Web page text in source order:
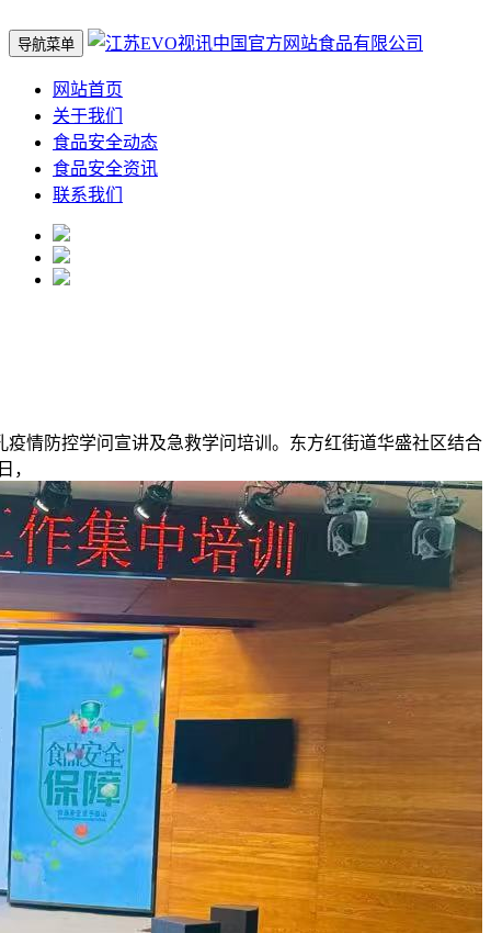
导航菜单
网站首页
关于我们
食品安全动态
食品安全资讯
联系我们
情防控学问宣讲及急救学问培训。东方红街道华盛社区结合
，